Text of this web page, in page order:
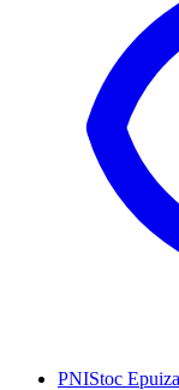
PNIStoc